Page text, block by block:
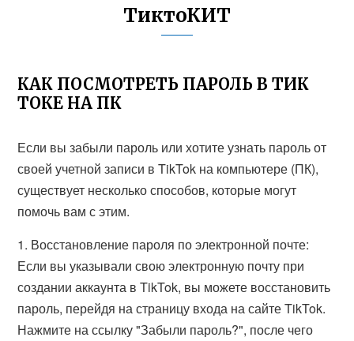
ТиктоКИТ
КАК ПОСМОТРЕТЬ ПАРОЛЬ В ТИК
ТОКЕ НА ПК
Если вы забыли пароль или хотите узнать пароль от
своей учетной записи в TikTok на компьютере (ПК),
существует несколько способов, которые могут
помочь вам с этим.
1. Восстановление пароля по электронной почте:
Если вы указывали свою электронную почту при
создании аккаунта в TikTok, вы можете восстановить
пароль, перейдя на страницу входа на сайте TikTok.
Нажмите на ссылку "Забыли пароль?", после чего